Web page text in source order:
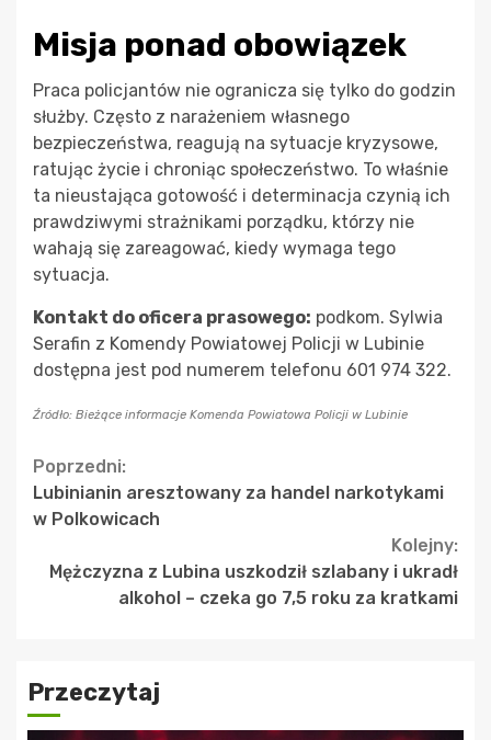
Misja ponad obowiązek
Praca policjantów nie ogranicza się tylko do godzin
służby. Często z narażeniem własnego
bezpieczeństwa, reagują na sytuacje kryzysowe,
ratując życie i chroniąc społeczeństwo. To właśnie
ta nieustająca gotowość i determinacja czynią ich
prawdziwymi strażnikami porządku, którzy nie
wahają się zareagować, kiedy wymaga tego
sytuacja.
Kontakt do oficera prasowego: podkom. Sylwia
Serafin z Komendy Powiatowej Policji w Lubinie
dostępna jest pod numerem telefonu 601 974 322.
Źródło: Bieżące informacje Komenda Powiatowa Policji w Lubinie
Continue
Reading
Poprzedni:
Lubinianin aresztowany za handel narkotykami
w Polkowicach
Kolejny:
Mężczyzna z Lubina uszkodził szlabany i ukradł
alkohol – czeka go 7,5 roku za kratkami
Przeczytaj